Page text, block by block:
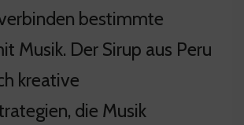
bestimmte
Musik. Der Sirup aus Peru
kreative
die Musik